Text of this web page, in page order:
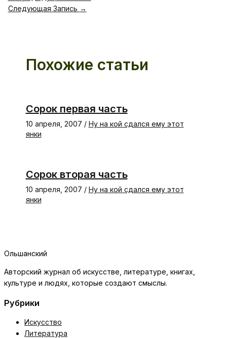
Следующая Запись →
Похожие статьи
Сорок первая часть
10 апреля, 2007 / Ну на кой сдался ему этот
янки
Сорок вторая часть
10 апреля, 2007 / Ну на кой сдался ему этот
янки
Ольшанский
Авторский журнал об искусстве, литературе, книгах,
культуре и людях, которые создают смыслы.
Рубрики
Искусство
Литература